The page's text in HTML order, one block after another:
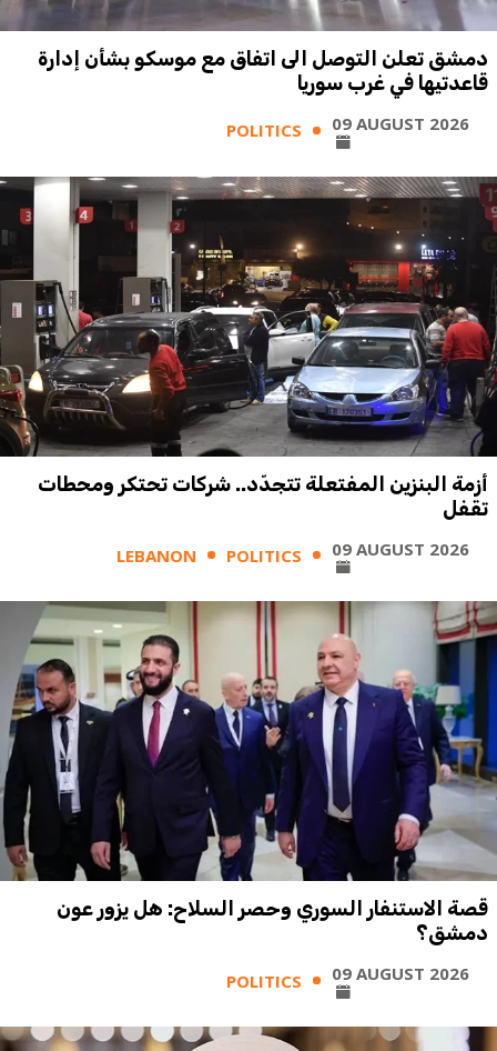
دمشق تعلن التوصل الى اتفاق مع موسكو بشأن إدارة
قاعدتيها في غرب سوريا
POLITICS 09 AUGUST 2026
أزمة البنزين المفتعلة تتجدّد.. شركات تحتكر ومحطات
تقفل
LEBANON POLITICS 09 AUGUST 2026
قصة الاستنفار السوري وحصر السلاح: هل يزور عون
دمشق؟
POLITICS 09 AUGUST 2026